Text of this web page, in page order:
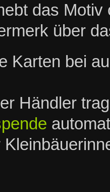
das
über
Karten bei
Händler